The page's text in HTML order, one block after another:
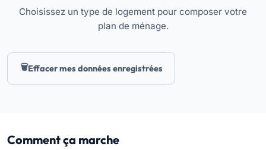
Choisissez un type de logement pour composer votre
plan de ménage.
Effacer mes données enregistrées
Comment ça marche